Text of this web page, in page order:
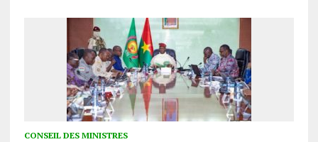
CONSEIL DES MINISTRES